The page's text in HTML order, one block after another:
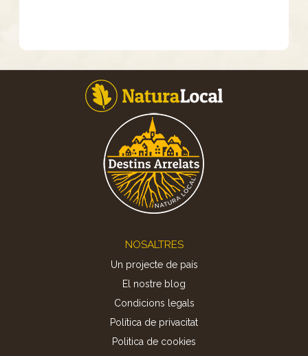
NOSALTRES
Un projecte de país
El nostre blog
Condicions legals
Política de privacitat
Politica de cookies